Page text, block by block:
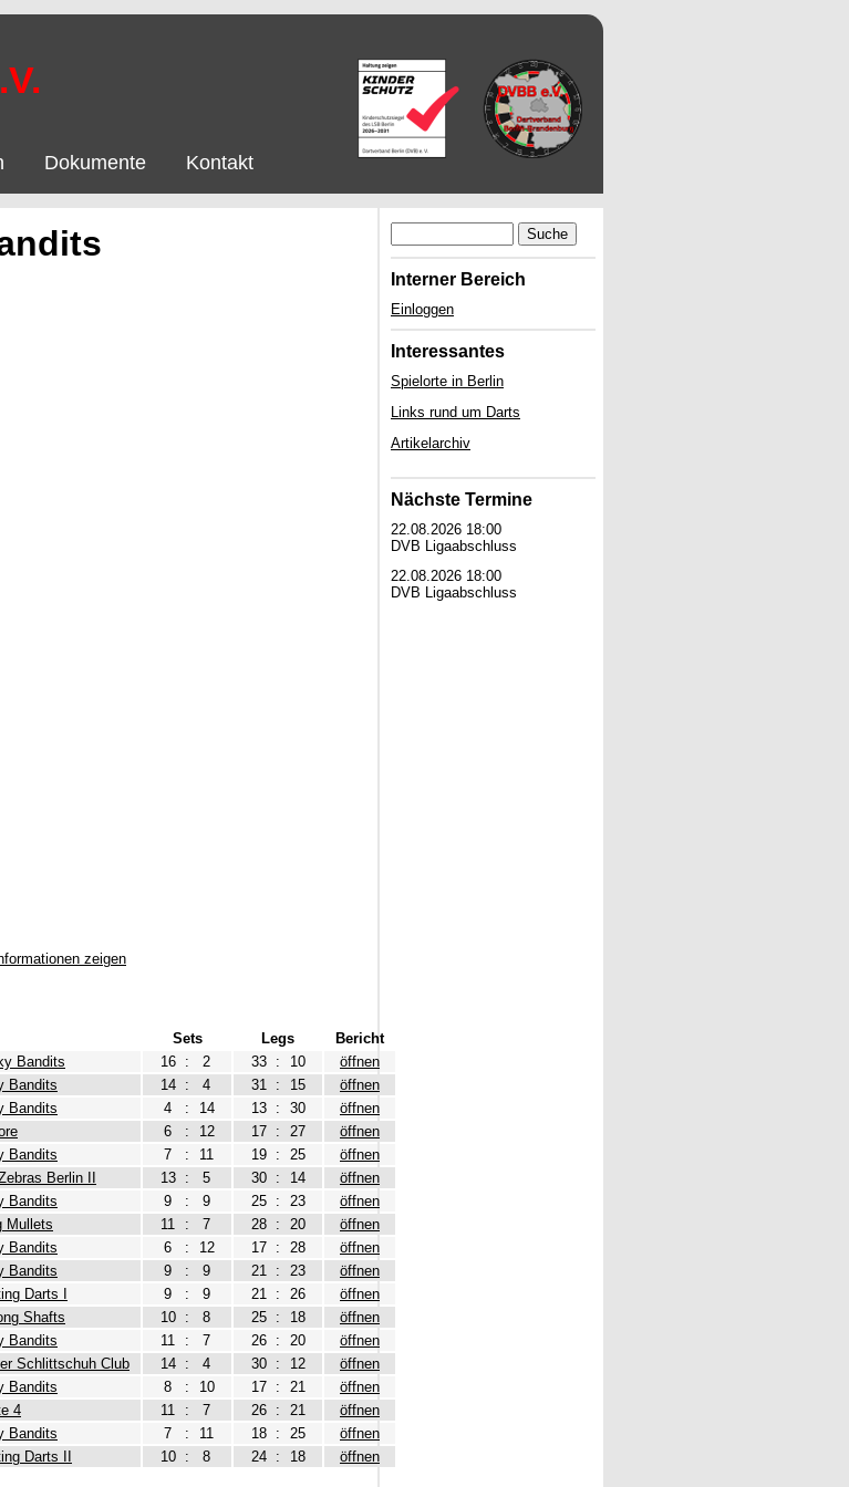
Dokumente Kontakt
zeigen
Sets Legs
Bericht
Bandits 16 : 2 33 : 10
öffnen
Bandits 14 : 4 31 : 15
öffnen
Bandits 4 : 14 13 : 30
öffnen
6 : 12 17 : 27
öffnen
Bandits 7 : 11 19 : 25
öffnen
Berlin II 13 : 5 30 : 14
öffnen
Bandits 9 : 9 25 : 23
öffnen
Mullets 11 : 7 28 : 20
öffnen
Bandits 6 : 12 17 : 28
öffnen
Bandits 9 : 9 21 : 23
öffnen
Darts I 9 : 9 21 : 26
öffnen
Shafts 10 : 8 25 : 18
öffnen
Bandits 11 : 7 26 : 20
öffnen
Schlittschuh Club 14 : 4 30 : 12
öffnen
Bandits 8 : 10 17 : 21
öffnen
4 11 : 7 26 : 21
öffnen
Bandits 7 : 11 18 : 25
öffnen
Darts II 10 : 8 24 : 18 öffnen
Suche
Interner Bereich
Einloggen
Interessantes
Spielorte in Berlin
Links rund um Darts
Artikelarchiv
Nächste Termine
22.08.2026 18:00
DVB Ligaabschluss
22.08.2026 18:00
DVB Ligaabschluss